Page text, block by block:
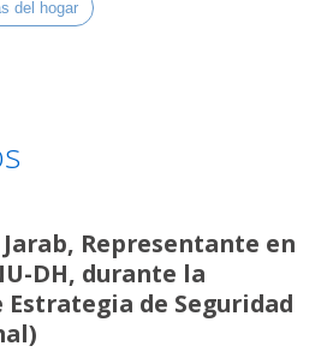
del hogar
Representante en
DH, durante la
de Seguridad